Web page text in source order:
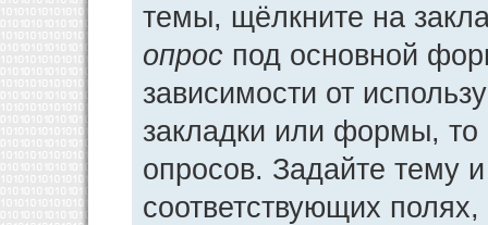
темы, щёлкните на
опрос под основной
зависимости от
закладки или формы, то
опросов. Задайте тему
соответствующих